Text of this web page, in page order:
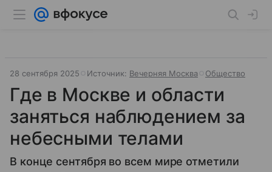
28 сентября 2025 Источник: Вечерняя Москва Общество
Где в Москве и области
заняться наблюдением за
небесными телами
В конце сентября во всем мире отметили